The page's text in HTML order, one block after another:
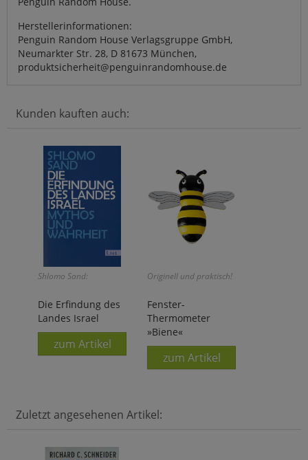
Herstellerinformationen:
Penguin Random House Verlagsgruppe GmbH,
Neumarkter Str. 28, D 81673 München,
produktsicherheit@penguinrandomhouse.de
Kunden kauften auch:
Shlomo Sand:
Die Erfindung des
Landes Israel
zum Artikel
Originell und praktisch!
Fenster-
Thermometer
»Biene«
zum Artikel
Zuletzt angesehenen Artikel: